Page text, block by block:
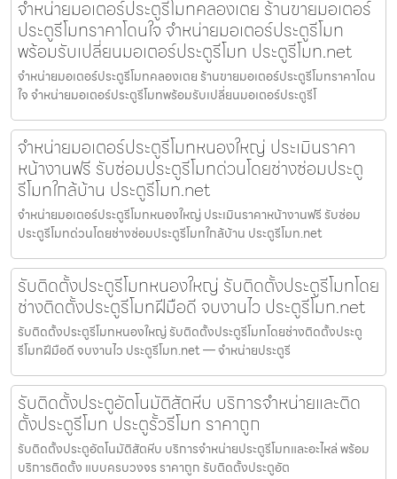
จำหน่ายมอเตอร์ประตูรีโมทคลองเตย ร้านขายมอเตอร์
ประตูรีโมทราคาโดนใจ จำหน่ายมอเตอร์ประตูรีโมท
พร้อมรับเปลี่ยนมอเตอร์ประตูรีโมท ประตูรีโมท.net
จำหน่ายมอเตอร์ประตูรีโมทคลองเตย ร้านขายมอเตอร์ประตูรีโมทราคาโดน
ใจ จำหน่ายมอเตอร์ประตูรีโมทพร้อมรับเปลี่ยนมอเตอร์ประตูรีโ
จำหน่ายมอเตอร์ประตูรีโมทหนองใหญ่ ประเมินราคา
หน้างานฟรี รับซ่อมประตูรีโมทด่วนโดยช่างซ่อมประตู
รีโมทใกล้บ้าน ประตูรีโมท.net
จำหน่ายมอเตอร์ประตูรีโมทหนองใหญ่ ประเมินราคาหน้างานฟรี รับซ่อม
ประตูรีโมทด่วนโดยช่างซ่อมประตูรีโมทใกล้บ้าน ประตูรีโมท.net
รับติดตั้งประตูรีโมทหนองใหญ่ รับติดตั้งประตูรีโมทโดย
ช่างติดตั้งประตูรีโมทฝีมือดี จบงานไว ประตูรีโมท.net
รับติดตั้งประตูรีโมทหนองใหญ่ รับติดตั้งประตูรีโมทโดยช่างติดตั้งประตู
รีโมทฝีมือดี จบงานไว ประตูรีโมท.net — จำหน่ายประตูรี
รับติดตั้งประตูอัตโนมัติสัตหีบ บริการจำหน่ายและติด
ตั้งประตูรีโมท ประตูรั้วรีโมท ราคาถูก
รับติดตั้งประตูอัตโนมัติสัตหีบ บริการจำหน่ายประตูรีโมทและอะไหล่ พร้อม
บริการติดตั้ง แบบครบวงจร ราคาถูก รับติดตั้งประตูอัต